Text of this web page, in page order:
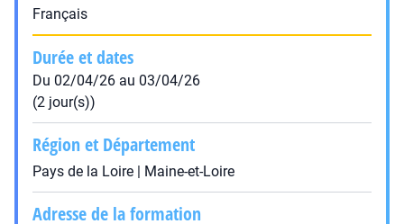
Français
Durée et dates
Du 02/04/26 au 03/04/26
(2 jour(s))
Région et Département
Pays de la Loire | Maine-et-Loire
Adresse de la formation